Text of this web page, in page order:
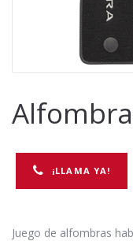
¡LLAMA YA!
Juego de alfombras